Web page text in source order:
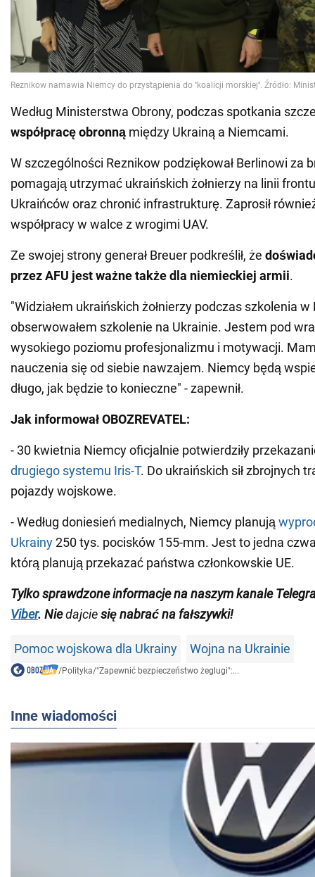
Według Ministerstwa Obrony, podczas spotkania
współpracę obronną między Ukrainą a Niemcami.
W szczególności Reznikow podziękował Berlinowi za
pomagają utrzymać ukraińskich żołnierzy na linii
Ukraińców oraz chronić infrastrukturę. Zaprosił
współpracy w walce z wrogimi UAV.
Ze swojej strony generał Breuer podkreślił, że
przez AFU jest ważne także dla niemieckiej armii.
"Widziałem ukraińskich żołnierzy podczas szkolenia
obserwowałem szkolenie na Ukrainie. Jestem pod
wysokiego poziomu profesjonalizmu i motywacji.
nauczenia się od siebie nawzajem. Niemcy będą
długo, jak będzie to konieczne" - zapewnił.
Jak informował OBOZREVATEL:
- 30 kwietnia Niemcy oficjalnie potwierdziły
drugiego systemu Iris-T. Do ukraińskich sił zbrojnych
pojazdy wojskowe.
- Według doniesień medialnych, Niemcy planują
Ukrainy250 tys. pocisków 155-mm. Jest to jedna
którą planują przekazać państwa członkowskie UE.
Tylkosprawdzone informacje na naszym kanale
Viber. Niedajciesię nabrać na fałszywki!
Pomoc wojskowa dla Ukrainy Wojna na Ukrainie
/Polityka/"Zapewnić bezpieczeństwo żeglugi":...
Inne wiadomości